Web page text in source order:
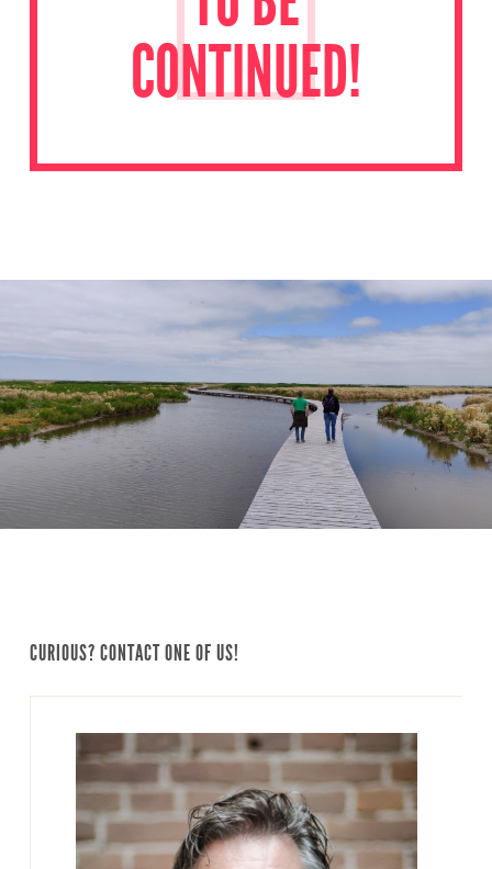
CONTINUED!
CURIOUS? CONTACT ONE OF US!